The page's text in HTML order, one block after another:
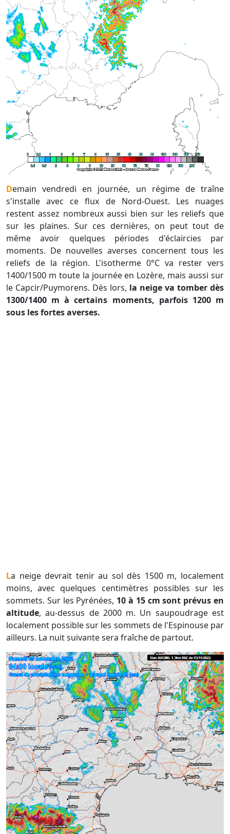
Demain vendredi en journée, un régime de traîne
s'installe avec ce flux de Nord-Ouest. Les nuages
restent assez nombreux aussi bien sur les reliefs que
sur les plaines. Sur ces dernières, on peut tout de
même avoir quelques périodes d'éclaircies par
moments. De nouvelles averses concernent tous les
reliefs de la région. L'isotherme 0°C va rester vers
1400/1500 m toute la journée en Lozère, mais aussi sur
le Capcir/Puymorens. Dès lors, la neige va tomber dès
1300/1400 m à certains moments, parfois 1200 m
sous les fortes averses.
La neige devrait tenir au sol dès 1500 m, localement
moins, avec quelques centimètres possibles sur les
sommets. Sur les Pyrénées, 10 à 15 cm sont prévus en
altitude, au-dessus de 2000 m. Un saupoudrage est
localement possible sur les sommets de l'Espinouse par
ailleurs. La nuit suivante sera fraîche de partout.